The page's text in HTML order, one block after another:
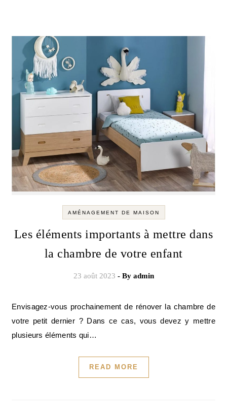
AMÉNAGEMENT DE MAISON
Les éléments importants à mettre dans
la chambre de votre enfant
23 août 2023 - By admin
Envisagez-vous prochainement de rénover la chambre de
votre petit dernier ? Dans ce cas, vous devez y mettre
plusieurs éléments qui…
READ MORE